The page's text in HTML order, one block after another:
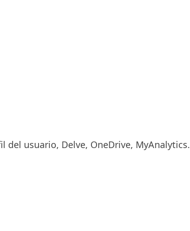
del usuario, Delve, OneDrive, MyAnalytics.